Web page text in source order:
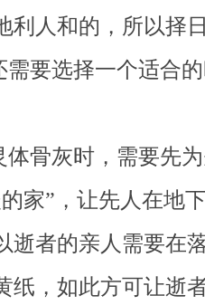
利人和的，所以择
要选择一个适合
骨灰时，需要先
家”，让先人在地
逝者的亲人需要在
纸，如此方可让逝